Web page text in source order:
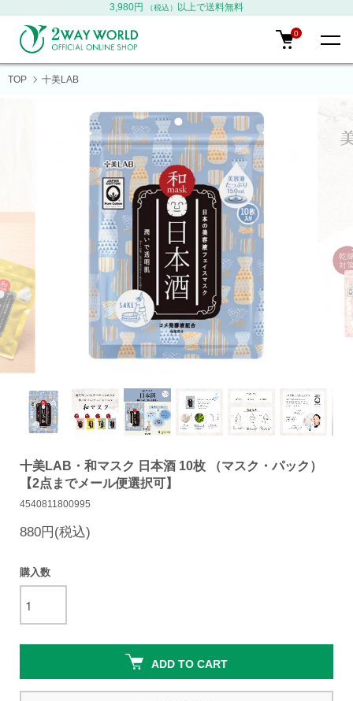
3,980円 （税込） 以上で送料無料
0
TOP 十美LAB
十美LAB・和マスク 日本酒 10枚 （マスク・パック）
【2点までメール便選択可】
4540811800995
880円(税込)
購入数
ADD TO CART